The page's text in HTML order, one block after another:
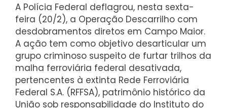
A Polícia Federal deflagrou, nesta sexta-
feira (20/2), a Operação Descarrilho com
desdobramentos diretos em Campo Maior.
A ação tem como objetivo desarticular um
grupo criminoso suspeito de furtar trilhos da
malha ferroviária federal desativada,
pertencentes à extinta Rede Ferroviária
Federal S.A. (RFFSA), patrimônio histórico da
União sob responsabilidade do Instituto do